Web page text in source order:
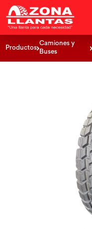
Productos
Camiones y
Buses